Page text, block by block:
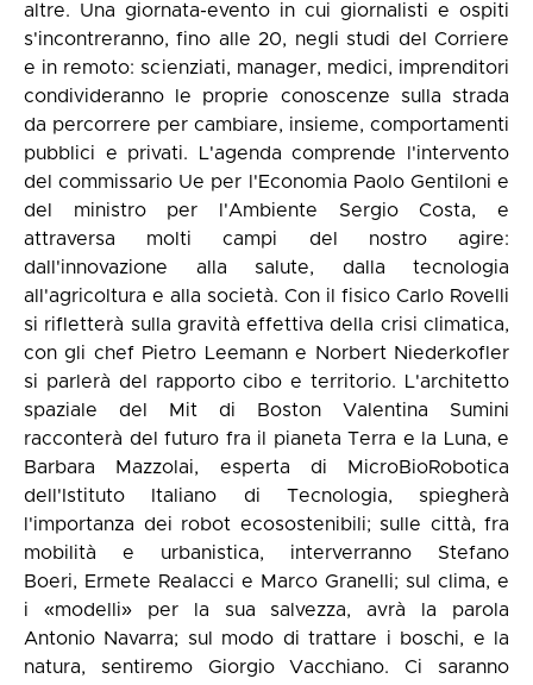
altre. Una giornata-evento in cui giornalisti e ospiti
s'incontreranno, fino alle 20, negli studi del Corriere
e in remoto: scienziati, manager, medici, imprenditori
condivideranno le proprie conoscenze sulla strada
da percorrere per cambiare, insieme, comportamenti
pubblici e privati. L'agenda comprende l'intervento
del commissario Ue per l'Economia Paolo Gentiloni e
del ministro per l'Ambiente Sergio Costa, e
attraversa molti campi del nostro agire:
dall'innovazione alla salute, dalla tecnologia
all'agricoltura e alla società. Con il fisico Carlo Rovelli
si rifletterà sulla gravità effettiva della crisi climatica,
con gli chef Pietro Leemann e Norbert Niederkofler
si parlerà del rapporto cibo e territorio. L'architetto
spaziale del Mit di Boston Valentina Sumini
racconterà del futuro fra il pianeta Terra e la Luna, e
Barbara Mazzolai, esperta di MicroBioRobotica
dell'Istituto Italiano di Tecnologia, spiegherà
l'importanza dei robot ecosostenibili; sulle città, fra
mobilità e urbanistica, interverranno Stefano
Boeri, Ermete Realacci e Marco Granelli; sul clima, e
i «modelli» per la sua salvezza, avrà la parola
Antonio Navarra; sul modo di trattare i boschi, e la
natura, sentiremo Giorgio Vacchiano. Ci saranno